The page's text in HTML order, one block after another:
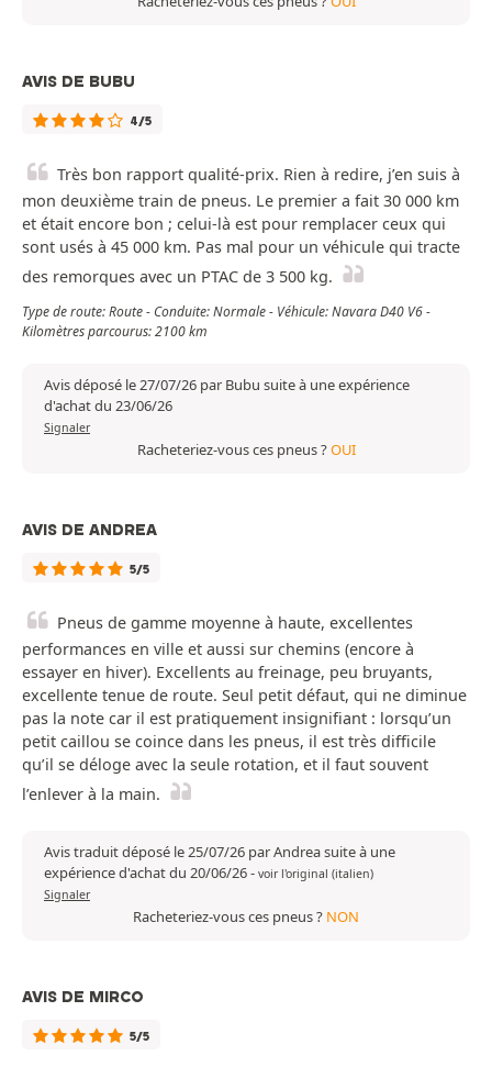
AVIS DE BUBU
4/5
Très bon rapport qualité-prix. Rien à redire, j’en suis à
mon deuxième train de pneus. Le premier a fait 30 000 km
et était encore bon ; celui-là est pour remplacer ceux qui
sont usés à 45 000 km. Pas mal pour un véhicule qui tracte
des remorques avec un PTAC de 3 500 kg.
Type de route: Route - Conduite: Normale - Véhicule: Navara D40 V6 -
Kilomètres parcourus: 2100 km
Avis déposé le 27/07/26 par Bubu suite à une expérience
d'achat du 23/06/26
Signaler
Racheteriez-vous ces pneus ?OUI
AVIS DE ANDREA
5/5
Pneus de gamme moyenne à haute, excellentes
performances en ville et aussi sur chemins (encore à
essayer en hiver). Excellents au freinage, peu bruyants,
excellente tenue de route. Seul petit défaut, qui ne diminue
pas la note car il est pratiquement insignifiant : lorsqu’un
petit caillou se coince dans les pneus, il est très difficile
qu’il se déloge avec la seule rotation, et il faut souvent
l’enlever à la main.
Avis traduit déposé le 25/07/26 par Andrea suite à une
expérience d'achat du 20/06/26- voir l'original (italien)
Signaler
Racheteriez-vous ces pneus ? NON
AVIS DE MIRCO
5/5